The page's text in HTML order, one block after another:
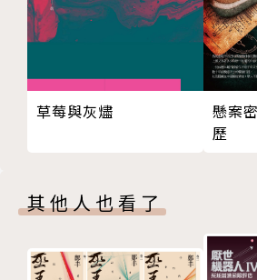
去流浪》、《何時，愛戀到天涯》
路》、《走在，台灣的路上》、
歌詞作品有《戲夢人生》電影音樂
眉》《往事如影．冬至圓》、李靜
燈》、蔡秋鳳專輯《生活影印機》
近八十首。另主編各類文集四十餘
草莓與灰燼
懸案
歷
其他人也看了